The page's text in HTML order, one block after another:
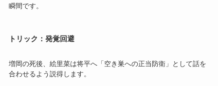
瞬間です。
トリック：発覚回避
増岡の死後、絵里菜は将平へ「空き巣への正当防衛」として話を
合わせるよう説得します。